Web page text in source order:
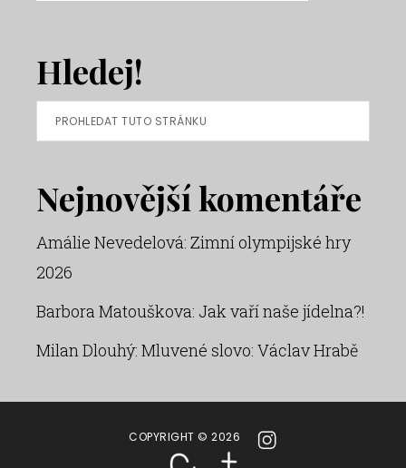
Hledej!
Prohledat
tuto
Nejnovější komentáře
Amálie Nevedelová: Zimní olympijské hry
2026
Barbora Matouškova: Jak vaří naše jídelna?!
Milan Dlouhý: Mluvené slovo: Václav Hrabě
COPYRIGHT © 2026